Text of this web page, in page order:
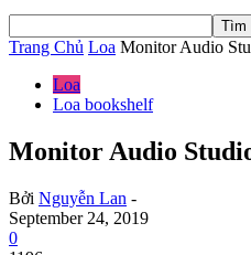
Trang Chủ Loa Monitor Audio
Loa
Loa bookshelf
Monitor Audio
Bởi Nguyễn Lan -
September 24, 2019
0